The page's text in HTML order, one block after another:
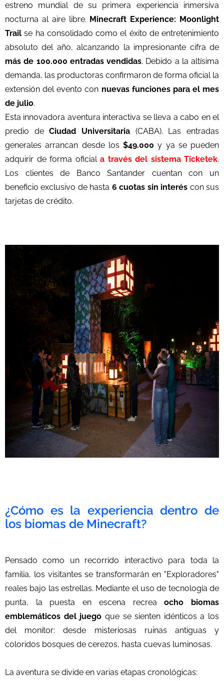
estreno mundial de su primera experiencia inmersiva
nocturna al aire libre. Minecraft Experience: Moonlight
Trail se ha consolidado como el éxito de entretenimiento
absoluto del año, alcanzando la impresionante cifra de
más de 100.000 entradas vendidas. Debido a la altísima
demanda, las productoras confirmaron de forma oficial la
extensión del evento con nuevas funciones para el mes
de julio.
Esta innovadora aventura interactiva se lleva a cabo en el
predio deCiudad Universitaria (CABA). Las entradas
generales arrancan desde los $49.000 y ya se pueden
adquirir de forma oficial a través del sistema Ticketek.
Los clientes de Banco Santander cuentan con un
beneficio exclusivo de hasta 6 cuotas sin interés con sus
tarjetas de crédito.
¿Cómo es la experiencia dentro de
los biomas de Minecraft?
Pensado como un recorrido interactivo para toda la
familia, los visitantes se transformarán en "Exploradores"
reales bajo las estrellas. Mediante el uso de tecnología de
punta, la puesta en escena recreaocho biomas
emblemáticos del juego que se sienten idénticos a los
del monitor: desde misteriosas ruinas antiguas y
coloridos bosques de cerezos, hasta cuevas luminosas.
La aventura se divide en varias etapas cronológicas: